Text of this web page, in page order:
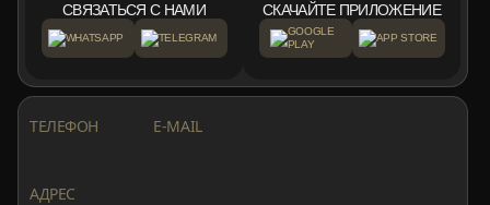
СВЯЗАТЬСЯ С НАМИ
WHATSAPP TELEGRAM
СКАЧАЙТЕ ПРИЛОЖЕНИЕ
GOOGLE
PLAY
APP STORE
ТЕЛЕФОН E-MAIL
АДРЕС